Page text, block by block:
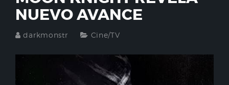
NUEVO AVANCE
darkmonstr Cine/TV